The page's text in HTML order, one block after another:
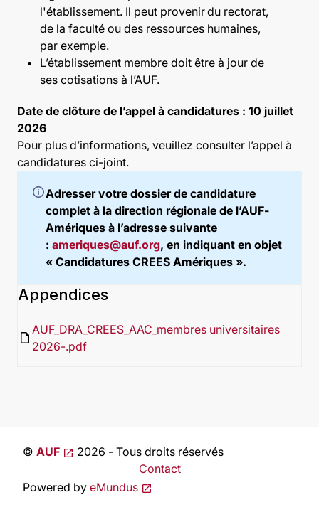
l'établissement. Il peut provenir du rectorat,
de la faculté ou des ressources humaines,
par exemple.
L’établissement membre doit être à jour de
ses cotisations à l’AUF.
Date de clôture de l’appel à candidatures : 10 juillet
2026
Pour plus d’informations, veuillez consulter l’appel à
candidatures ci-joint.
infoAdresser votre dossier de candidature
complet à la direction régionale de l’AUF-
Amériques à l’adresse suivante
: ameriques@auf.org, en indiquant en objet
« Candidatures CREES Amériques ».
Appendices
insert_drive_file AUF_DRA_CREES_AAC_membres universitaires
2026-.pdf
© AUF
2026 - Tous droits réservés
Contact
Powered by eMundus